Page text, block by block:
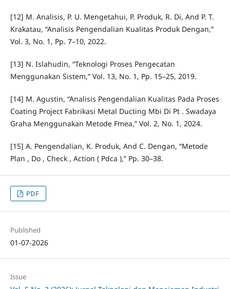
[12] M. Analisis, P. U. Mengetahui, P. Produk, R. Di, And P. T.
Krakatau, “Analisis Pengendalian Kualitas Produk Dengan,”
Vol. 3, No. 1, Pp. 7–10, 2022.
[13] N. Islahudin, “Teknologi Proses Pengecatan
Menggunakan Sistem,” Vol. 13, No. 1, Pp. 15–25, 2019.
[14] M. Agustin, “Analisis Pengendalian Kualitas Pada Proses
Coating Project Fabrikasi Metal Ducting Mbi Di Pt . Swadaya
Graha Menggunakan Metode Fmea,” Vol. 2, No. 1, 2024.
[15] A. Pengendalian, K. Produk, And C. Dengan, “Metode
Plan , Do , Check , Action ( Pdca ),” Pp. 30–38.
PDF
Published
01-07-2026
Issue